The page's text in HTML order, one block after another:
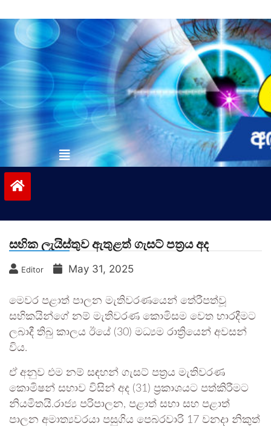
to
contentvinivida.lk
සභික ලැයිස්තුව ඇතුළත් ගැසට් පත්‍රය අද
Editor May 31, 2025
මෙවර පළාත් පාලන මැතිවරණයෙන් තේරීපත්වූ
සභිකයින්ගේ නම් මැතිවරණ කොමිසම වෙත භාරදීමට
ලබාදී තිබු කාලය ඊයේ (30) මධ්‍යම රාත්‍රියෙන් අවසන්
විය.
ඒ අනුව එම නම් සඳහන් ගැසට් පත්‍රය මැතිවරණ
කොමිෂන් සභාව විසින් අද (31) ප්‍රකාශයට පත්කිරීමට
නියමිතයි.රාජ්‍ය පරිපාලන, පළාත් සභා සහ පළාත්
පාලන අමාත්‍යවරයා පසුගිය පෙබරවාරි 17 වනදා නිකුත්